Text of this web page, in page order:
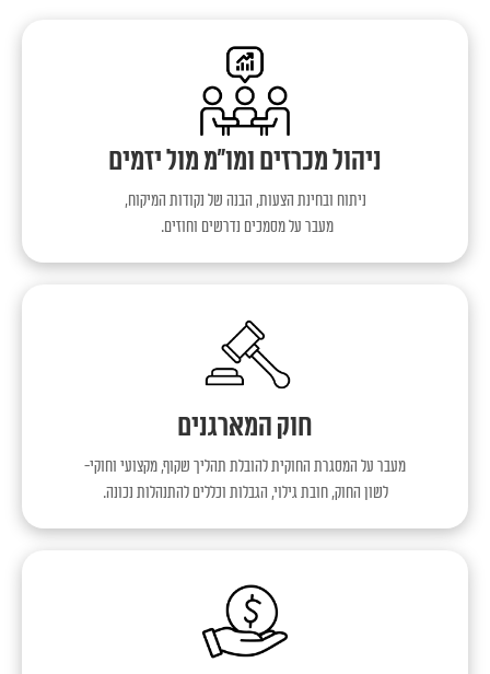
ניהול מכרזים ומו"מ מול יזמים
ניתוח ובחינת הצעות, הבנה של נקודות המיקוח,
מעבר על מסמכים נדרשים וחוזים.
חוק המארגנים
מעבר על המסגרת החוקית להובלת תהליך שקוף, מקצועי וחוקי-
לשון החוק, חובת גילוי, הגבלות וכללים להתנהלות נכונה.